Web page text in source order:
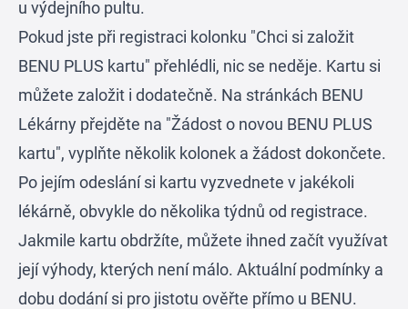
u výdejního pultu.
Pokud jste při registraci kolonku "Chci si založit
BENU PLUS kartu" přehlédli, nic se neděje. Kartu si
můžete založit i dodatečně. Na stránkách BENU
Lékárny přejděte na "Žádost o novou BENU PLUS
kartu", vyplňte několik kolonek a žádost dokončete.
Po jejím odeslání si kartu vyzvednete v jakékoli
lékárně, obvykle do několika týdnů od registrace.
Jakmile kartu obdržíte, můžete ihned začít využívat
její výhody, kterých není málo. Aktuální podmínky a
dobu dodání si pro jistotu ověřte přímo u BENU.